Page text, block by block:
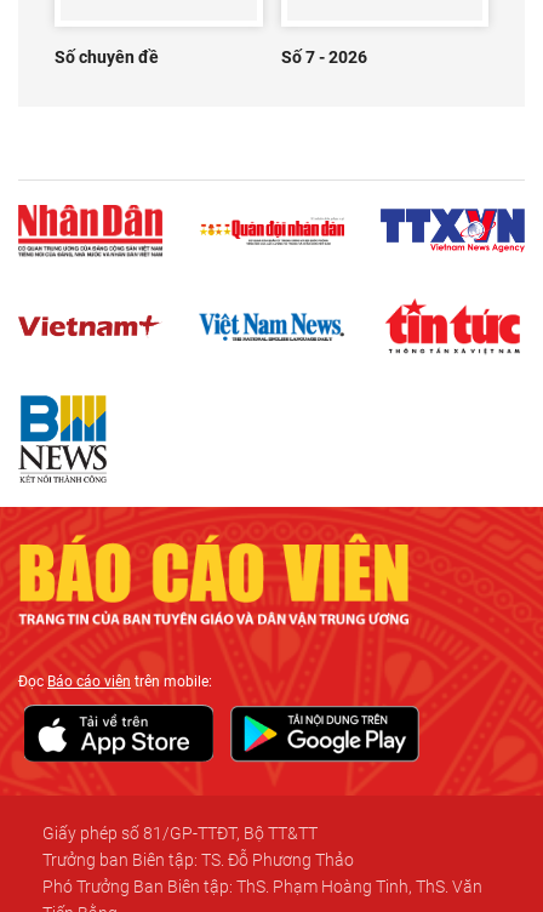
Số chuyên đề Số 7 - 2026
ĐọcBáo cáo viên trên mobile:
Giấy phép số 81/GP-TTĐT, Bộ TT&TT
Trưởng ban Biên tập: TS. Đỗ Phương Thảo
Phó Trưởng Ban Biên tập: ThS. Phạm Hoàng Tinh, ThS. Văn